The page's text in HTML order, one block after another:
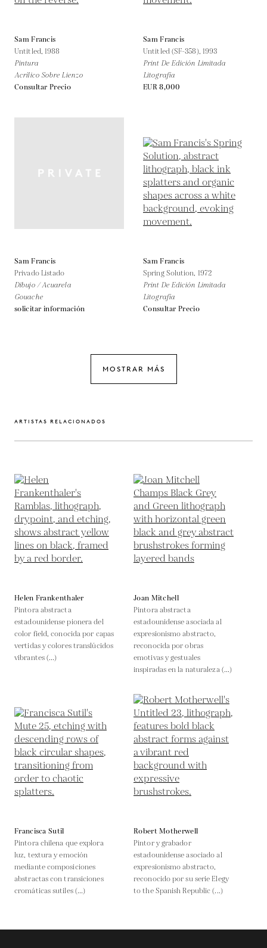
Sam Francis
Untitled, 1988
Pintura
Acrílico Sobre Lienzo
Consultar Precio
Sam Francis
Untitled (SF-358), 1993
Print De Edición Limitada
Litografía
EUR 8,000
Sam Francis
Privado Listado
Dibujo / Acuarela
Gouache
solicitar información
Sam Francis
Spring Solution, 1972
Print De Edición Limitada
Litografía
Consultar Precio
MOSTRAR MÁS
ARTISTAS RELACIONADOS
Helen Frankenthaler
Pintora abstracta
estadounidense pionera del
color field, conocida por capas
vertidas y colores translúcidos
vibrantes (...)
Joan Mitchell
Pintora abstracta
estadounidense asociada al
expresionismo abstracto,
reconocida por obras
emotivas y gestuales
inspiradas en la naturaleza (...)
Francisca Sutil
Pintora chilena que explora
luz, textura y emoción
mediante composiciones
abstractas con transiciones
cromáticas sutiles (...)
Robert Motherwell
Pintor y grabador
estadounidense asociado al
expresionismo abstracto,
reconocido por su serie Elegy
to the Spanish Republic (...)